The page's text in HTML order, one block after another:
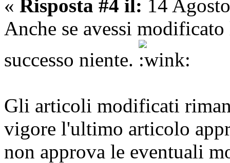
« Risposta #4 il: 14
Anche se avessi
successo niente.
Gli articoli modificati
vigore l'ultimo articolo
non approva le eventuali